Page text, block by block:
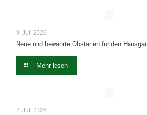
9. Juli 2026
Neue und bewährte Obstarten für den
Mehr lesen
2. Juli 2026